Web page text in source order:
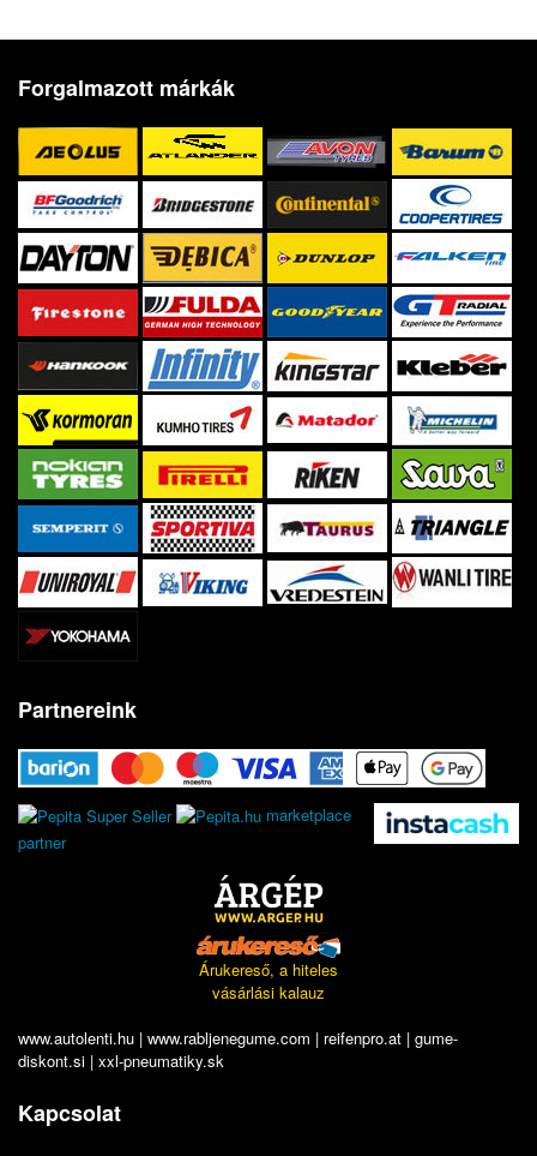
Forgalmazott márkák
Partnereink
marketplace
partner
Árukereső, a hiteles
vásárlási kalauz
www.autolenti.hu | www.rabljenegume.com | reifenpro.at | gume-
diskont.si | xxl-pneumatiky.sk
Kapcsolat